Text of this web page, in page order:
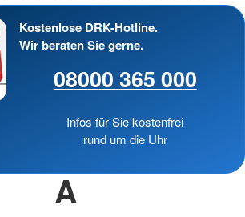
Kostenlose DRK-Hotline.
Wir beraten Sie gerne.
08000 365 000
Infos für Sie kostenfrei
rund um die Uhr
A